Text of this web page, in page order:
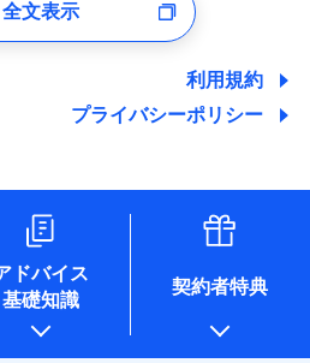
管理のため
険会社・提携会社の保険その他に
商品等の契約を勧奨するため、ま
行のため、またそれらに付帯、関
会社の商品・サービスをご提案す
くことがあります。）
の実施のため
等の実施のため
管理等付帯業務を行うため
保険会社の情報は、保険会社のホ
ますので、ご確認ください。
全文表示
利用規約
プライバシーポリシー
ドバイス
基礎知識
契約者特典